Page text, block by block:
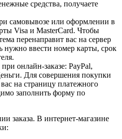
средства, получаете
самовывозе или оформлении в
Visa и MasterCard. Чтобы
перенаправит вас на сервер
нужно ввести номер карты, срок
онлайн-заказе: PayPal,
Для совершения покупки
на страницу платежного
заполнить форму по
заказа. В интернет-магазине